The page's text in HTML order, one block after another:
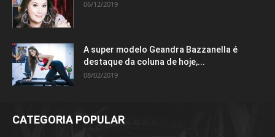
06/12/2019
A super modelo Geandra Bazzanella é
destaque da coluna de hoje,...
08/02/2019
CATEGORIA POPULAR